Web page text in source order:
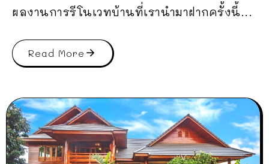
ผลงานการรีโนเวทบ้านที่เรานำมาฝากครั้งนี้...
Read More